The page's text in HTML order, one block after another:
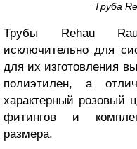
Труба
Трубы Rehau
исключительно для
для их изготовления
полиэтилен, а
характерный розовый
фитингов и
размера.